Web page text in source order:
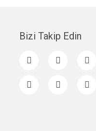
Bizi Takip Edin